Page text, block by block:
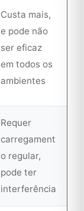
Custa mais,
e pode não
ser eficaz
em todos os
ambientes
Requer
carregament
o regular,
pode ter
interferência